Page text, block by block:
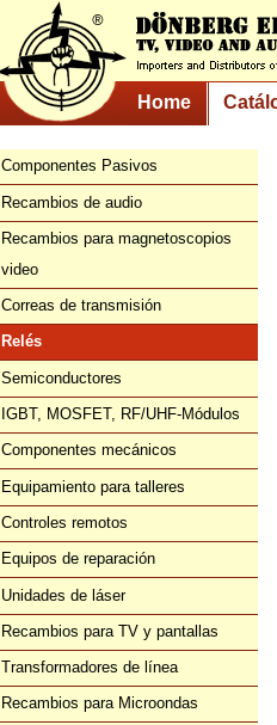
Home
Componentes Pasivos
Recambios de audio
Recambios para magnetoscopios
video
Correas de transmisión
Relés
Semiconductores
IGBT, MOSFET, RF/UHF-Módulos
Componentes mecánicos
Equipamiento para talleres
Controles remotos
Equipos de reparación
Unidades de láser
Recambios para TV y pantallas
Transformadores de línea
Recambios para Microondas